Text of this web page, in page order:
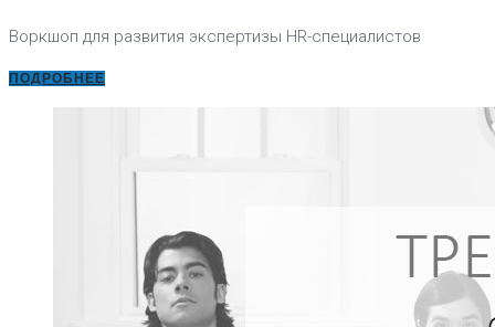
Воркшоп для развития экспертизы HR-специалистов
ПОДРОБНЕЕ